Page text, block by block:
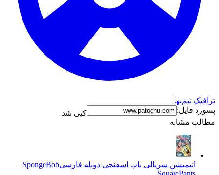
ترافیک نیم‌بها
پسورد فایل:
کپی شد
مطالب مشابه
انیمیشن سریالی باب اسفنجی دوبله فارسیSpongeBob
SquarePants